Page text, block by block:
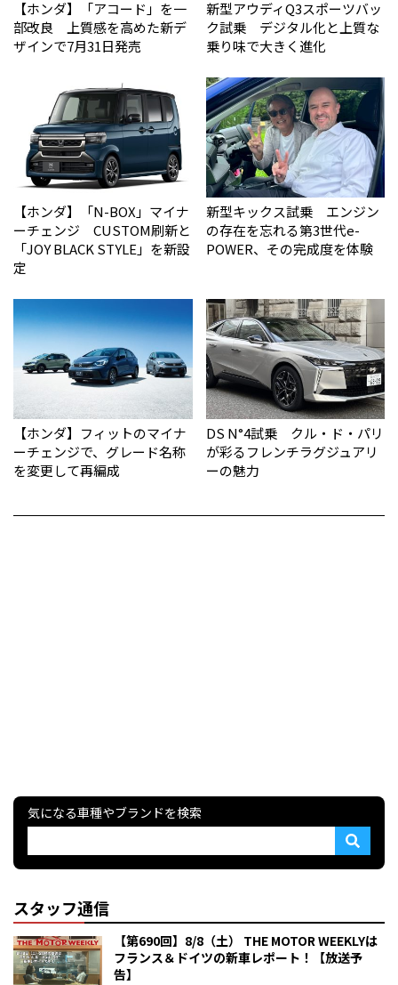
【ホンダ】「アコード」を一
部改良 上質感を高めた新デ
ザインで7月31日発売
新型アウディQ3スポーツバッ
ク試乗 デジタル化と上質な
乗り味で大きく進化
【ホンダ】「N-BOX」マイナ
ーチェンジ CUSTOM刷新と
「JOY BLACK STYLE」を新設
定
新型キックス試乗 エンジン
の存在を忘れる第3世代e-
POWER、その完成度を体験
【ホンダ】フィットのマイナ
ーチェンジで、グレード名称
を変更して再編成
DS N°4試乗 クル・ド・パリ
が彩るフレンチラグジュアリ
ーの魅力
気になる車種やブランドを検索
スタッフ通信
【第690回】8/8（土） THE MOTOR WEEKLYは
フランス＆ドイツの新車レポート！【放送予
告】